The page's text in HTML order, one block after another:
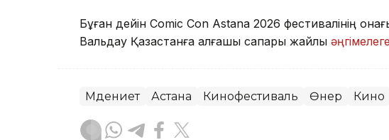
Бұған дейін Comic Con Astana 2026 фестивалінің
Вальдау Қазақстанға алғашқы сапары жайлы
Мәдениет Астана Кинофестиваль Өнер Кино